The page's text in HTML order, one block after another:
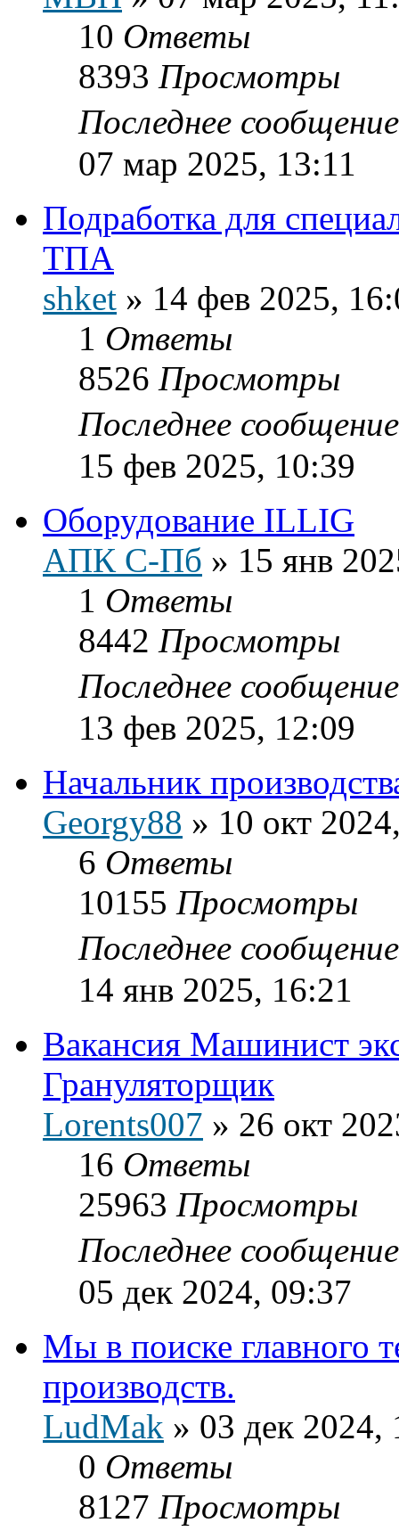
10 Ответы
8393 Просмотры
Последнее
07 мар 2025, 13:11
Подработка для
ТПА
shket » 14 фев 2025,
1 Ответы
8526 Просмотры
Последнее
15 фев 2025, 10:39
Оборудование ILLIG
АПК С-Пб » 15 янв
1 Ответы
8442 Просмотры
Последнее
13 фев 2025, 12:09
Начальник
Georgy88 » 10 окт
6 Ответы
10155 Просмотры
Последнее
14 янв 2025, 16:21
Вакансия Машинист
Грануляторщик
Lorents007 » 26 окт
16 Ответы
25963 Просмотры
Последнее
05 дек 2024, 09:37
Мы в поиске главного
производств.
LudMak » 03 дек 2024,
0 Ответы
8127 Просмотры